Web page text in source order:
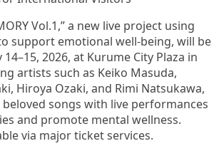
Vol.1,” a new live project using
support emotional well-being, will be
2026, at Kurume City Plaza in
artists such as Keiko Masuda,
Hiroya Ozaki, and Rimi Natsukawa,
songs with live performances
and promote mental wellness.
via major ticket services.